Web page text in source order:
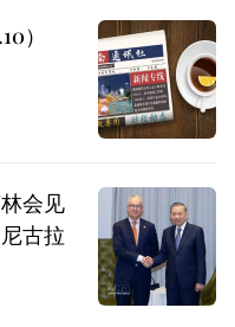
）
会见
古拉